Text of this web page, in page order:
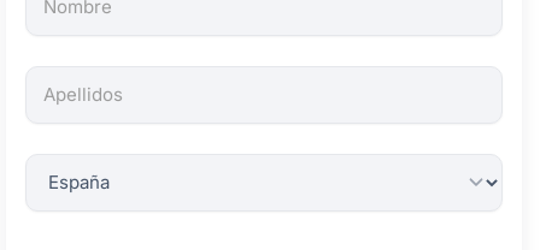
los
son
obligatorios.